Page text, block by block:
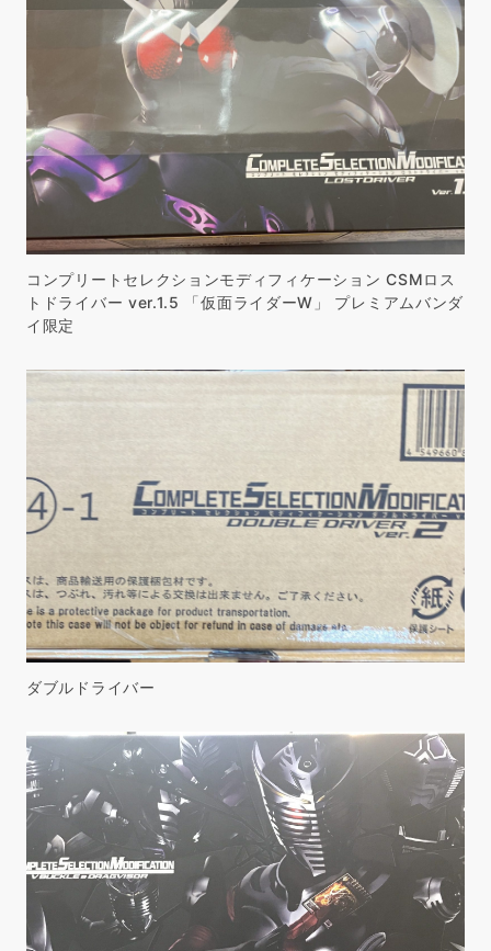
コンプリートセレクションモディフィケーション CSMロス
トドライバー ver.1.5 「仮面ライダーW」 プレミアムバンダ
イ限定
ダブルドライバー